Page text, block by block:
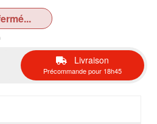
Livraison
Précommande pour 18h45